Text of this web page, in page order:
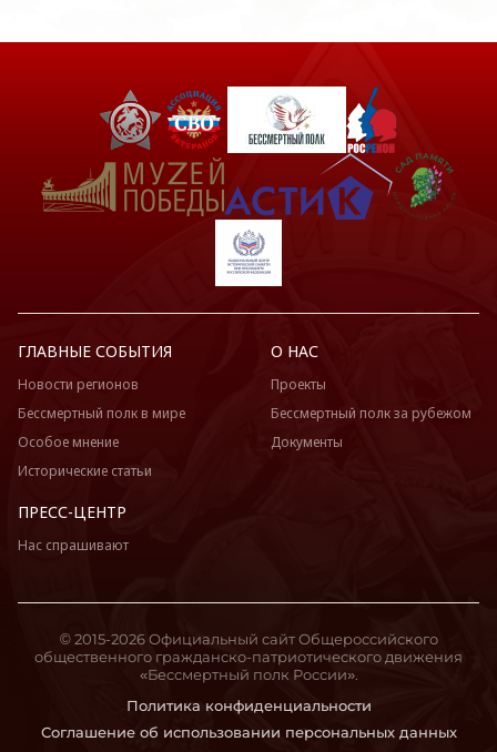
ГЛАВНЫЕ СОБЫТИЯ
Новости регионов
Бессмертный полк в мире
Особое мнение
Исторические статьи
О НАС
Проекты
Бессмертный полк за рубежом
Документы
ПРЕСС-ЦЕНТР
Нас спрашивают
Политика конфиденциальности
Соглашение об использовании персональных данных
© 2015-2026 Официальный сайт Общероссийского
общественного гражданско-патриотического движения
«Бессмертный полк России».